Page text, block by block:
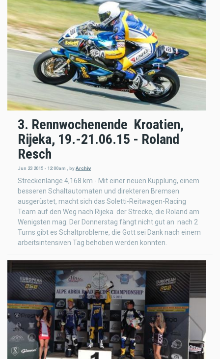
3. Rennwochenende  Kroatien,
Rijeka, 19.-21.06.15 - Roland
Resch
Jun 23 2015 - 12:00am byArchiv
Streckenlänge 4,168 km - Mit einer neuen Kupplung, einem
besseren Schaltautomaten und direkteren Bremsen
ausgerüstet, macht sich das Soletti-Reitwagen-Racing
Team auf den Weg nach Rijeka  der Strecke, die Roland am
Wenigsten mag. Der Donnerstag fängt nicht gut an  nach 2
Turns gibt es Schaltprobleme, die Gott sei Dank nach einem
arbeitsintensiven Tag behoben werden konnten.